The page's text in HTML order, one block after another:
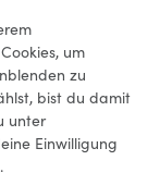
um
zu
bist du damit
unter
Einwilligung